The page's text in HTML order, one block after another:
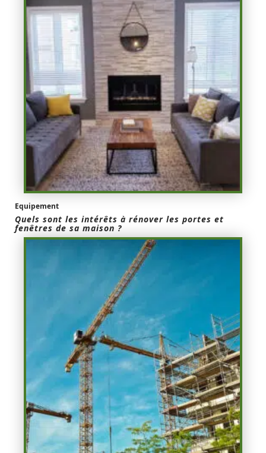
Equipement
Quels sont les intérêts à rénover les portes et
fenêtres de sa maison ?